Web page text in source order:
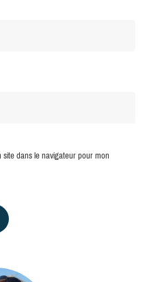
dans le navigateur pour mon